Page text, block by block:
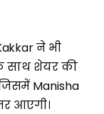
ने भी
साथ शेयर की
Manisha
आएगी।